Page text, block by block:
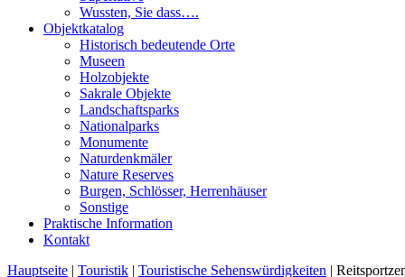
Wussten, Sie dass….
Objektkatalog
Historisch bedeutende Orte
Museen
Holzobjekte
Sakrale Objekte
Landschaftsparks
Nationalparks
Monumente
Naturdenkmäler
Nature Reserves
Burgen, Schlösser, Herrenhäuser
Sonstige
Praktische Information
Kontakt
Hauptseite | Touristik | Touristische Sehenswürdigkeiten |